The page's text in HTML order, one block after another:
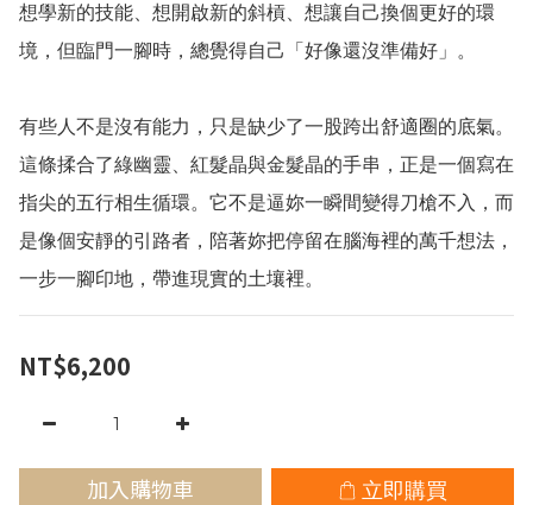
想學新的技能、想開啟新的斜槓、想讓自己換個更好的環
境，但臨門一腳時，總覺得自己「好像還沒準備好」。
有些人不是沒有能力，只是缺少了一股跨出舒適圈的底氣。
這條揉合了綠幽靈、紅髮晶與金髮晶的手串，正是一個寫在
指尖的五行相生循環。它不是逼妳一瞬間變得刀槍不入，而
是像個安靜的引路者，陪著妳把停留在腦海裡的萬千想法，
一步一腳印地，帶進現實的土壤裡。
NT$6,200
加入購物車 立即購買